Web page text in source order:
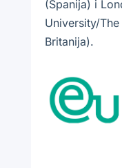
(Španija) i
University/
Britanija).